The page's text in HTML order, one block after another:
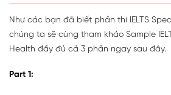
Như các bạn đã biết phần thi IELTS
chúng ta sẽ cùng tham khảo Sample
Health đầy đủ cả 3 phần ngay sau đây.
Part 1: